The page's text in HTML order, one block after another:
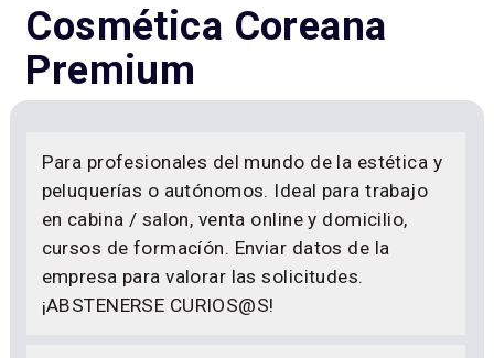
Cosmética Coreana
Premium
Para profesionales del mundo de la estética y
peluquerías o autónomos. Ideal para trabajo
en cabina / salon, venta online y domicilio,
cursos de formacíón. Enviar datos de la
empresa para valorar las solicitudes.
¡ABSTENERSE CURIOS@S!